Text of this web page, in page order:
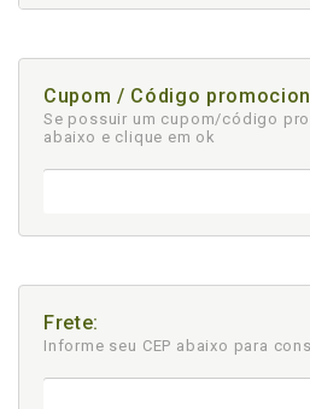
Cupom / Código
Se possuir um cupom/código
abaixo e clique em ok
Frete:
Informe seu CEP abaixo para